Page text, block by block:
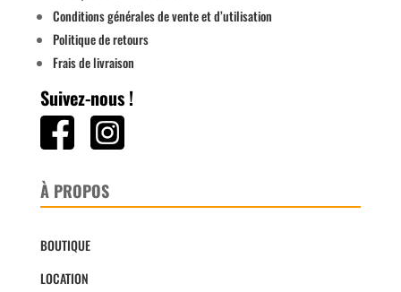
Conditions générales de vente et d’utilisation
Politique de retours
Frais de livraison
Suivez-nous !
À PROPOS
BOUTIQUE
LOCATION